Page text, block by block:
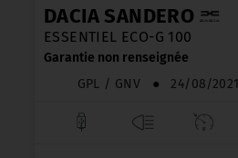
DACIA SANDERO
ESSENTIEL ECO-G 100
Garantie non renseignée
GPL / GNV
● 24/08/2021